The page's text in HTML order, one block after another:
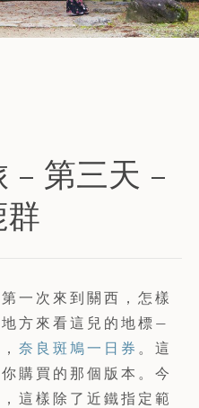
– 第三天 –
群
一次來到關西，怎樣
方來看這兒的地標—
奈良斑鳩一日券 。這
購買的那個版本。今
這樣除了近鐵指定範